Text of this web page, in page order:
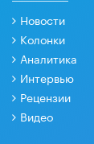
Новости
Колонки
Аналитика
Интервью
Рецензии
Видео